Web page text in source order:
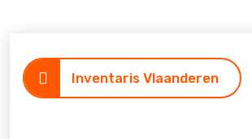
Inventaris Vlaanderen